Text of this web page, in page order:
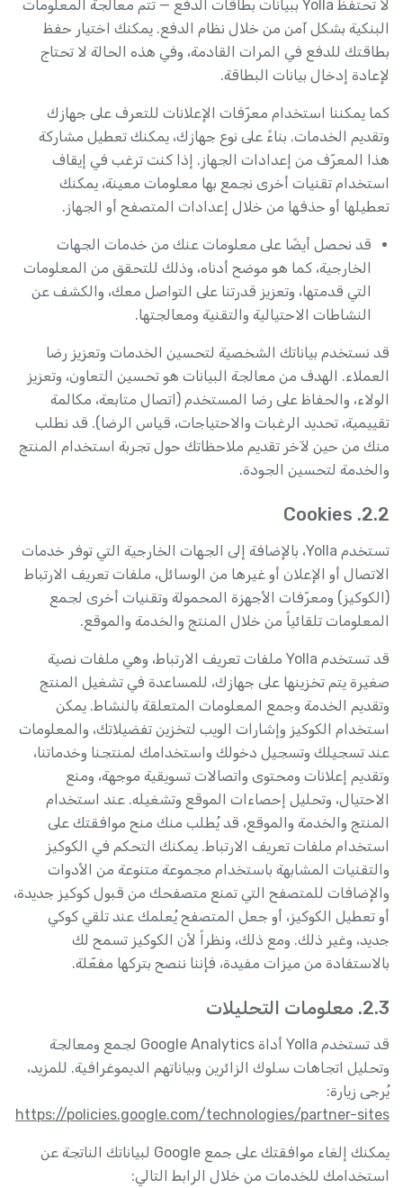
لا تحتفظ Yolla ببيانات بطاقات الدفع — تتم معالجة المعلومات
البنكية بشكل آمن من خلال نظام الدفع. يمكنك اختيار حفظ
بطاقتك للدفع في المرات القادمة، وفي هذه الحالة لا تحتاج
لإعادة إدخال بيانات البطاقة.
كما يمكننا استخدام معرّفات الإعلانات للتعرف على جهازك
وتقديم الخدمات. بناءً على نوع جهازك، يمكنك تعطيل مشاركة
هذا المعرّف من إعدادات الجهاز. إذا كنت ترغب في إيقاف
استخدام تقنيات أخرى نجمع بها معلومات معينة، يمكنك
تعطيلها أو حذفها من خلال إعدادات المتصفح أو الجهاز.
قد نحصل أيضًا على معلومات عنك من خدمات الجهات
الخارجية، كما هو موضح أدناه، وذلك للتحقق من المعلومات
التي قدمتها، وتعزيز قدرتنا على التواصل معك، والكشف عن
النشاطات الاحتيالية والتقنية ومعالجتها.
قد نستخدم بياناتك الشخصية لتحسين الخدمات وتعزيز رضا
العملاء. الهدف من معالجة البيانات هو تحسين التعاون، وتعزيز
الولاء، والحفاظ على رضا المستخدم (اتصال متابعة، مكالمة
تقييمية، تحديد الرغبات والاحتياجات، قياس الرضا). قد نطلب
منك من حين لآخر تقديم ملاحظاتك حول تجربة استخدام المنتج
والخدمة لتحسين الجودة.
2.2. Cookies
تستخدم Yolla، بالإضافة إلى الجهات الخارجية التي توفر خدمات
الاتصال أو الإعلان أو غيرها من الوسائل، ملفات تعريف الارتباط
(الكوكيز) ومعرّفات الأجهزة المحمولة وتقنيات أخرى لجمع
المعلومات تلقائياً من خلال المنتج والخدمة والموقع.
قد تستخدم Yolla ملفات تعريف الارتباط، وهي ملفات نصية
صغيرة يتم تخزينها على جهازك، للمساعدة في تشغيل المنتج
وتقديم الخدمة وجمع المعلومات المتعلقة بالنشاط. يمكن
استخدام الكوكيز وإشارات الويب لتخزين تفضيلاتك، والمعلومات
عند تسجيلك وتسجيل دخولك واستخدامك لمنتجنا وخدماتنا،
وتقديم إعلانات ومحتوى واتصالات تسويقية موجهة، ومنع
الاحتيال، وتحليل إحصاءات الموقع وتشغيله. عند استخدام
المنتج والخدمة والموقع، قد يُطلب منك منح موافقتك على
استخدام ملفات تعريف الارتباط. يمكنك التحكم في الكوكيز
والتقنيات المشابهة باستخدام مجموعة متنوعة من الأدوات
والإضافات للمتصفح التي تمنع متصفحك من قبول كوكيز جديدة،
أو تعطيل الكوكيز، أو جعل المتصفح يُعلمك عند تلقي كوكي
جديد، وغير ذلك. ومع ذلك، ونظراً لأن الكوكيز تسمح لك
بالاستفادة من ميزات مفيدة، فإننا ننصح بتركها مفعّلة.
2.3. معلومات التحليلات
قد تستخدم Yolla أداة Google Analytics لجمع ومعالجة
وتحليل اتجاهات سلوك الزائرين وبياناتهم الديموغرافية. للمزيد،
يُرجى زيارة:
https://policies.google.com/technologies/partner-sites
يمكنك إلغاء موافقتك على جمع Google لبياناتك الناتجة عن
استخدامك للخدمات من خلال الرابط التالي: